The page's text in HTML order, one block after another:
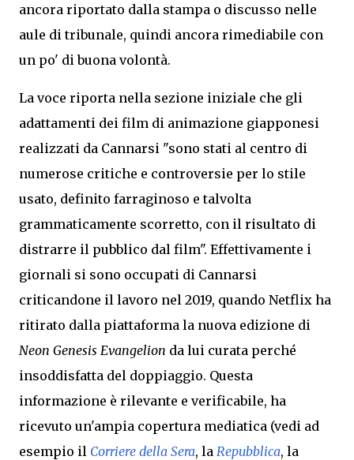
ancora riportato dalla stampa o discusso nelle
aule di tribunale, quindi ancora rimediabile con
un po' di buona volontà.
La voce riporta nella sezione iniziale che gli
adattamenti dei film di animazione giapponesi
realizzati da Cannarsi "sono stati al centro di
numerose critiche e controversie per lo stile
usato, definito farraginoso e talvolta
grammaticamente scorretto, con il risultato di
distrarre il pubblico dal film". Effettivamente i
giornali si sono occupati di Cannarsi
criticandone il lavoro nel 2019, quando Netflix ha
ritirato dalla piattaforma la nuova edizione di
Neon Genesis Evangelion da lui curata perché
insoddisfatta del doppiaggio. Questa
informazione è rilevante e verificabile, ha
ricevuto un'ampia copertura mediatica (vedi ad
esempio il Corriere della Sera, la Repubblica, la